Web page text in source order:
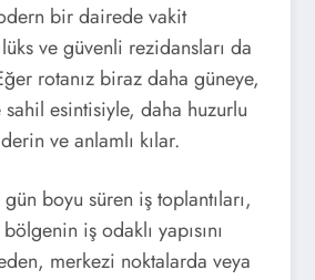
bir dairede vakit
ve güvenli rezidansları da
rotanız biraz daha güneye,
sahil esintisiyle, daha huzurlu
ve anlamlı kılar.
boyu süren iş toplantıları,
iş odaklı yapısını
merkezi noktalarda veya